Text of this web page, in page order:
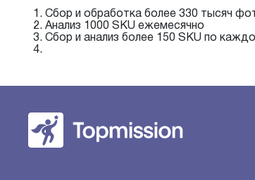
Сбор и обработка более 330 тысяч
Анализ 1000 SKU ежемесячно
Сбор и анализ более 150 SKU по